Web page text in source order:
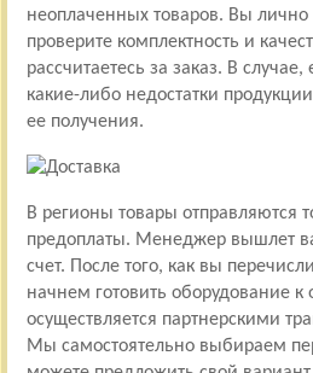
неоплаченных товаров. Вы
проверите комплектность и
рассчитаетесь за заказ. В
какие-либо недостатки
ее получения.
В регионы товары отправляются
предоплаты. Менеджер вышлет
счет. После того, как вы
начнем готовить оборудование к
осуществляется партнерскими
Мы самостоятельно выбираем